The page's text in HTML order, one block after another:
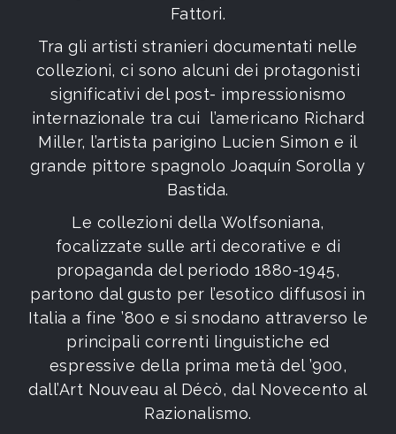
Fattori.
Tra gli artisti stranieri documentati nelle
collezioni, ci sono alcuni dei protagonisti
significativi del post- impressionismo
internazionale tra cui l’americano Richard
Miller, l’artista parigino Lucien Simon e il
grande pittore spagnolo Joaquín Sorolla y
Bastida.
Le collezioni della Wolfsoniana,
focalizzate sulle arti decorative e di
propaganda del periodo 1880-1945,
partono dal gusto per l’esotico diffusosi in
Italia a fine ’800 e si snodano attraverso le
principali correnti linguistiche ed
espressive della prima metà del ’900,
dall’Art Nouveau al Décò, dal Novecento al
Razionalismo.